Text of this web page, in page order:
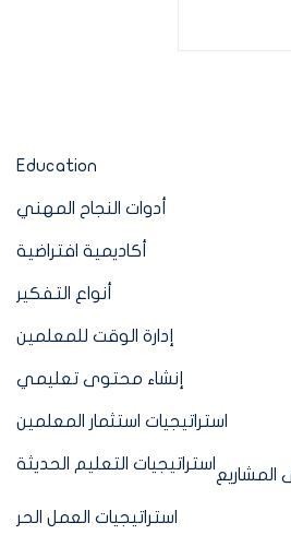
Education
أدوات النجاح المهني
أكاديمية افتراضية
أنواع التفكير
إدارة الوقت للمعلمين
إنشاء محتوى تعليمي
استراتيجيات استثمار المعلمين
استراتيجيات التعليم الحديثة
المشاريع
استراتيجيات العمل الحر